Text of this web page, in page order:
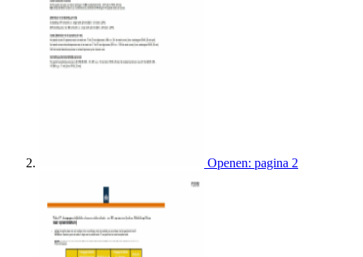
Openen: pagina 2